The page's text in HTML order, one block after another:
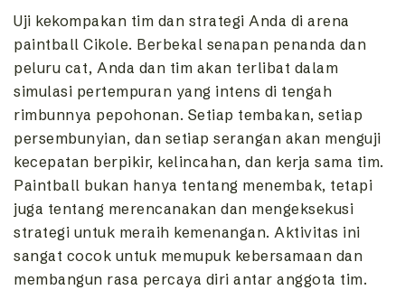
Uji kekompakan tim dan strategi Anda di arena
paintball Cikole. Berbekal senapan penanda dan
peluru cat, Anda dan tim akan terlibat dalam
simulasi pertempuran yang intens di tengah
rimbunnya pepohonan. Setiap tembakan, setiap
persembunyian, dan setiap serangan akan menguji
kecepatan berpikir, kelincahan, dan kerja sama tim.
Paintball bukan hanya tentang menembak, tetapi
juga tentang merencanakan dan mengeksekusi
strategi untuk meraih kemenangan. Aktivitas ini
sangat cocok untuk memupuk kebersamaan dan
membangun rasa percaya diri antar anggota tim.